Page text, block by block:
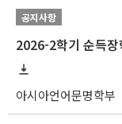
공지사항
아시아언어문명학부